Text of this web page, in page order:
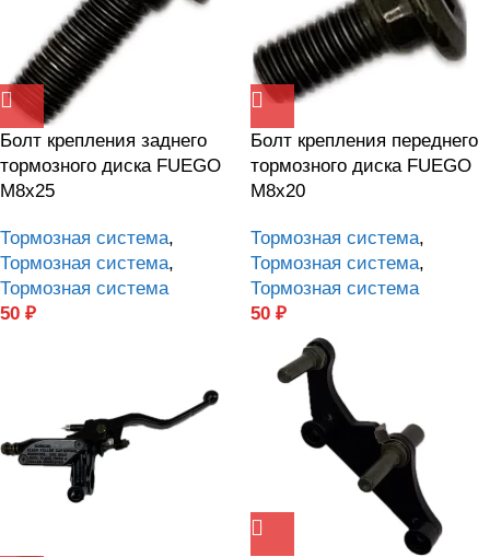
Болт крепления заднего
тормозного диска FUEGO
М8х25
Тормозная система,
Тормозная система,
Тормозная система
50 ₽
Болт крепления переднего
тормозного диска FUEGO
М8х20
Тормозная система,
Тормозная система,
Тормозная система
50 ₽